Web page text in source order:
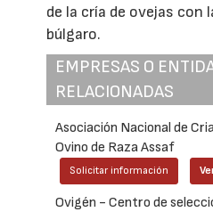
de la cría de ovejas
búlgaro.
EMPRESAS O
RELACIONADAS
Asociación Nacional de
Ovino de Raza Assaf
Solicitar información
Ovigén - Centro de